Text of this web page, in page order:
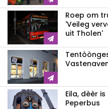
Roep om
'Veileg
uit Tholen'
Eila, dèèr
Peperbus